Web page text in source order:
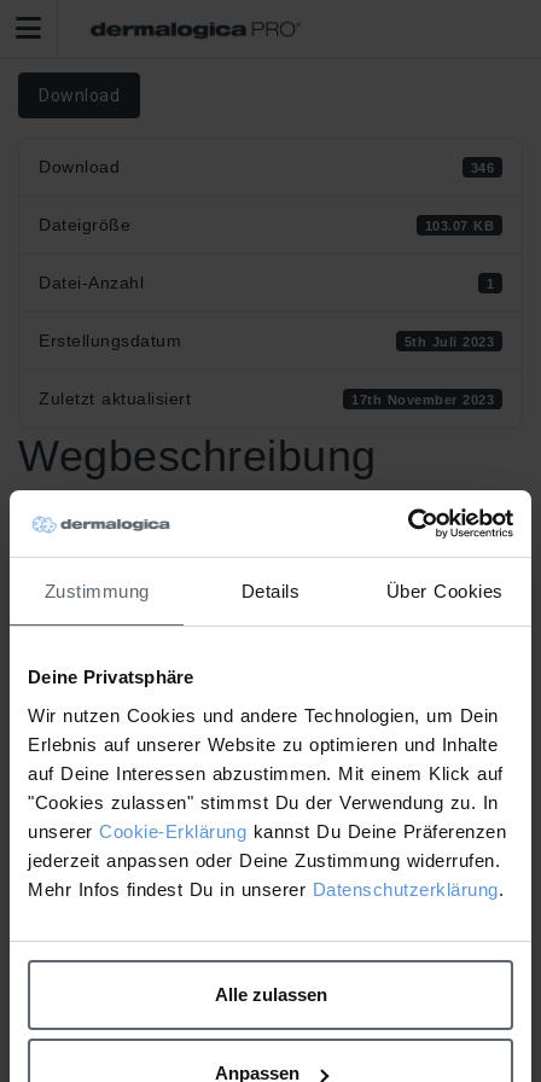
Zustimmung Details Über Cookies
Deine Privatsphäre
Wir nutzen Cookies und andere Technologien, um Dein
Erlebnis auf unserer Website zu optimieren und Inhalte
auf Deine Interessen abzustimmen. Mit einem Klick auf
"Cookies zulassen" stimmst Du der Verwendung zu. In
unserer Cookie-Erklärung kannst Du Deine Präferenzen
jederzeit anpassen oder Deine Zustimmung widerrufen.
Mehr Infos findest Du in unserer Datenschutzerklärung.
Alle zulassen
Anpassen
Download
Download 346
Dateigröße 103.07 KB
Datei-Anzahl 1
Erstellungsdatum 5th Juli 2023
Zuletzt aktualisiert 17th November 2023
Wegbeschreibung
Beauty Connection
München
1 file
beauty connection_Wegbeschreibung_AGROB-Medienpark_Ismaning_NEU (267).pdf
103.07 KB
Fact Sheet Deep Breakout
Wegbeschreibung Beauty
Connection Hamburg